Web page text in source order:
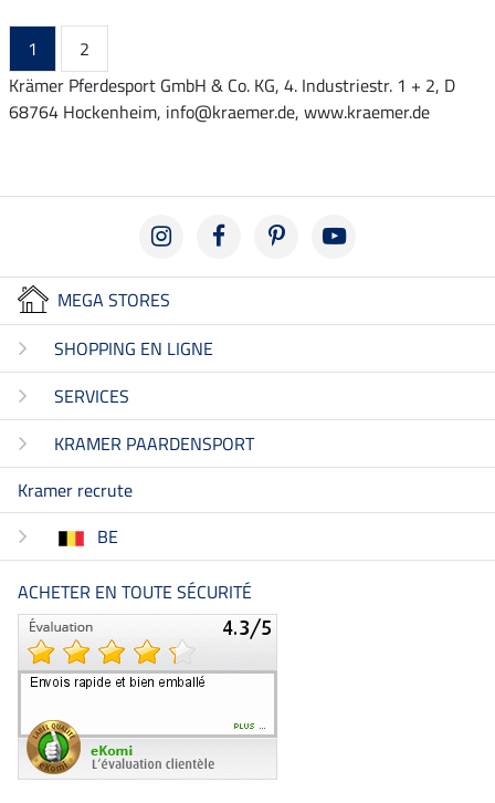
1
2
Krämer Pferdesport GmbH & Co. KG, 4. Industriestr. 1 + 2, D
68764 Hockenheim, info@kraemer.de, www.kraemer.de
MEGA STORES
SHOPPING EN LIGNE
SERVICES
KRAMER PAARDENSPORT
Kramer recrute
BE
ACHETER EN TOUTE SÉCURITÉ